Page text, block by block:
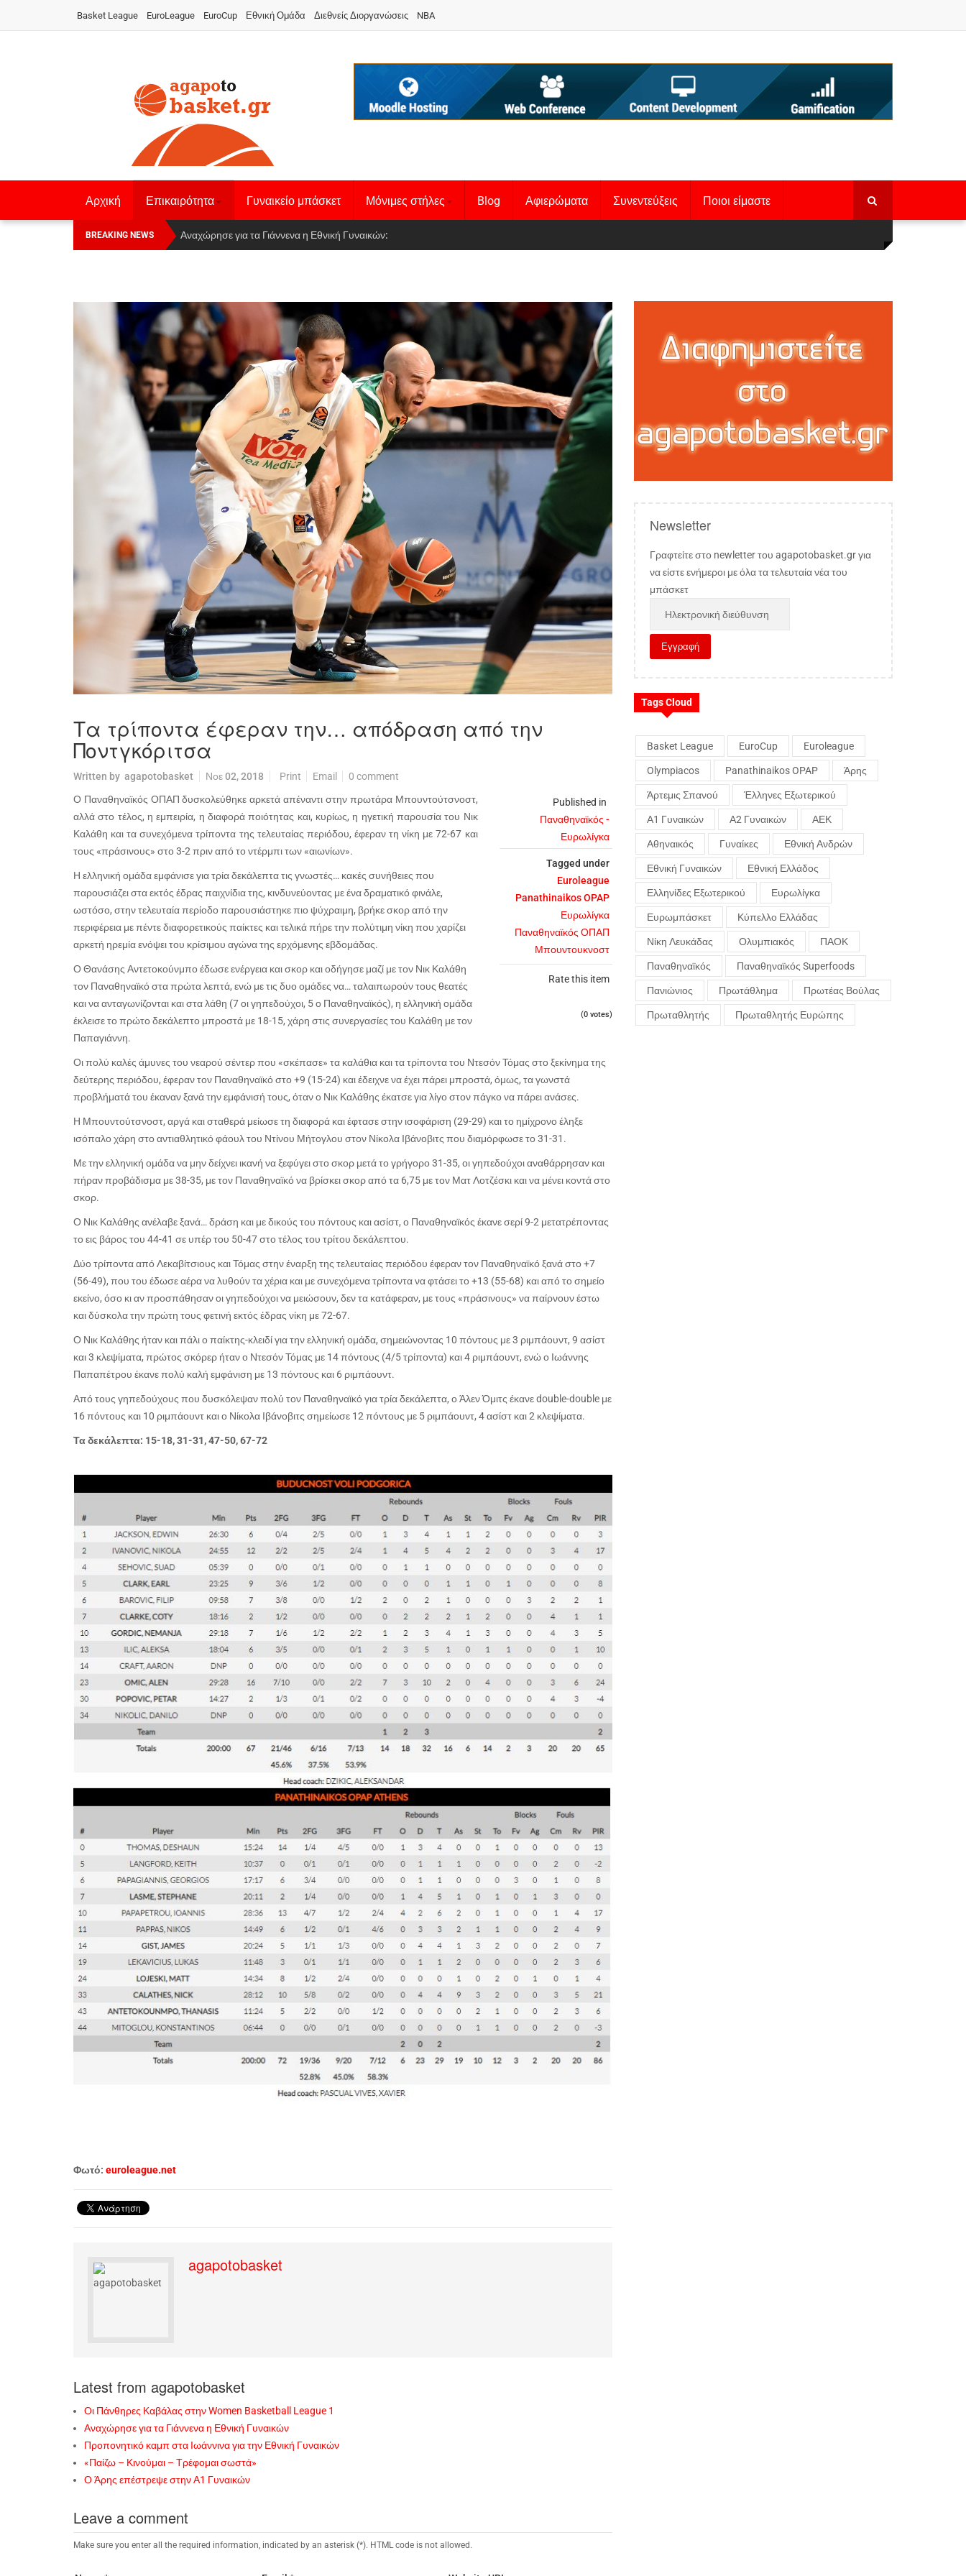
Basket League EuroLeague EuroCup Εθνική Ομάδα Διεθνείς Διοργανώσεις NBA
Αρχική Επικαιρότητα Γυναικείο μπάσκετ Μόνιμες στήλες Blog Αφιερώματα Συνεντεύξεις Ποιοι είμαστε
BREAKING NEWS Οι Πάνθηρες Καβάλας στην Women Basketball League 1
Αναχώρησε για τα Γιάννενα η Εθνική Γυναικών
Τα τρίποντα έφεραν την… απόδραση από την
Ποντγκόριτσα
Written by agapotobasket Νοε 02, 2018 Print Email 0 comment
Published in
Παναθηναϊκός -
Ευρωλίγκα
Tagged under
Euroleague
Panathinaikos OPAP
Ευρωλίγκα
Παναθηναϊκός ΟΠΑΠ
Μπουντουκνοστ
Rate this item
(0 votes)
Ο Παναθηναϊκός ΟΠΑΠ δυσκολεύθηκε αρκετά απέναντι στην πρωτάρα Μπουντούτσνοστ,
αλλά στο τέλος, η εμπειρία, η διαφορά ποιότητας και, κυρίως, η ηγετική παρουσία του Νικ
Καλάθη και τα συνεχόμενα τρίποντα της τελευταίας περιόδου, έφεραν τη νίκη με 72-67 και
τους «πράσινους» στο 3-2 πριν από το ντέρμπι των «αιωνίων».
Η ελληνική ομάδα εμφάνισε για τρία δεκάλεπτα τις γνωστές… κακές συνήθειες που
παρουσιάζει στα εκτός έδρας παιχνίδια της, κινδυνεύοντας με ένα δραματικό φινάλε,
ωστόσο, στην τελευταία περίοδο παρουσιάστηκε πιο ψύχραιμη, βρήκε σκορ από την
περιφέρεια με πέντε διαφορετικούς παίκτες και τελικά πήρε την πολύτιμη νίκη που χαρίζει
αρκετή ηρεμία ενόψει του κρίσιμου αγώνα της ερχόμενης εβδομάδας.
Ο Θανάσης Αντετοκούνμπο έδωσε ενέργεια και σκορ και οδήγησε μαζί με τον Νικ Καλάθη
τον Παναθηναϊκό στα πρώτα λεπτά, ενώ με τις δυο ομάδες να… ταλαιπωρούν τους θεατές
και να ανταγωνίζονται και στα λάθη (7 οι γηπεδούχοι, 5 ο Παναθηναϊκός), η ελληνική ομάδα
έκλεισε το πρώτο δεκάλεπτο μπροστά με 18-15, χάρη στις συνεργασίες του Καλάθη με τον
Παπαγιάννη.
Οι πολύ καλές άμυνες του νεαρού σέντερ που «σκέπασε» τα καλάθια και τα τρίποντα του Ντεσόν Τόμας στο ξεκίνημα της
δεύτερης περιόδου, έφεραν τον Παναθηναϊκό στο +9 (15-24) και έδειχνε να έχει πάρει μπροστά, όμως, τα γωνστά
προβλήματά του έκαναν ξανά την εμφάνισή τους, όταν ο Νικ Καλάθης έκατσε για λίγο στον πάγκο να πάρει ανάσες.
Η Μπουντούτσνοστ, αργά και σταθερά μείωσε τη διαφορά και έφτασε στην ισοφάριση (29-29) και το ημίχρονο έληξε
ισόπαλο χάρη στο αντιαθλητικό φάουλ του Ντίνου Μήτογλου στον Νίκολα Ιβάνοβιτς που διαμόρφωσε το 31-31.
Με την ελληνική ομάδα να μην δείχνει ικανή να ξεφύγει στο σκορ μετά το γρήγορο 31-35, οι γηπεδούχοι αναθάρρησαν και
πήραν προβάδισμα με 38-35, με τον Παναθηναϊκό να βρίσκει σκορ από τα 6,75 με τον Ματ Λοτζέσκι και να μένει κοντά στο
σκορ.
Ο Νικ Καλάθης ανέλαβε ξανά… δράση και με δικούς του πόντους και ασίστ, ο Παναθηναϊκός έκανε σερί 9-2 μετατρέποντας
το εις βάρος του 44-41 σε υπέρ του 50-47 στο τέλος του τρίτου δεκάλεπτου.
Δύο τρίποντα από Λεκαβίτσιους και Τόμας στην έναρξη της τελευταίας περιόδου έφεραν τον Παναθηναϊκό ξανά στο +7
(56-49), που του έδωσε αέρα να λυθούν τα χέρια και με συνεχόμενα τρίποντα να φτάσει το +13 (55-68) και από το σημείο
εκείνο, όσο κι αν προσπάθησαν οι γηπεδούχοι να μειώσουν, δεν τα κατάφεραν, με τους «πράσινους» να παίρνουν έστω
και δύσκολα την πρώτη τους φετινή εκτός έδρας νίκη με 72-67.
Ο Νικ Καλάθης ήταν και πάλι ο παίκτης-κλειδί για την ελληνική ομάδα, σημειώνοντας 10 πόντους με 3 ριμπάουντ, 9 ασίστ
και 3 κλεψίματα, πρώτος σκόρερ ήταν ο Ντεσόν Τόμας με 14 πόντους (4/5 τρίποντα) και 4 ριμπάουντ, ενώ ο Ιωάννης
Παπαπέτρου έκανε πολύ καλή εμφάνιση με 13 πόντους και 6 ριμπάουντ.
Από τους γηπεδούχους που δυσκόλεψαν πολύ τον Παναθηναϊκό για τρία δεκάλεπτα, ο Άλεν Όμιτς έκανεdouble-double με
16 πόντους και 10 ριμπάουντ και ο Νίκολα Ιβάνοβιτς σημείωσε 12 πόντους με 5 ριμπάουντ, 4 ασίστ και 2 κλεψίματα.
Τα δεκάλεπτα: 15-18, 31-31, 47-50, 67-72
Φωτό: euroleague.net
agapotobasket
Latest from agapotobasket
Οι Πάνθηρες Καβάλας στην Women Basketball League 1
Αναχώρησε για τα Γιάννενα η Εθνική Γυναικών
Προπονητικό καμπ στα Ιωάννινα για την Εθνική Γυναικών
«Παίζω – Κινούμαι – Τρέφομαι σωστά»
Ο Άρης επέστρεψε στην Α1 Γυναικών
Leave a comment
Make sure you enter all the required information, indicated by an asterisk (*). HTML code is not allowed.
Newsletter
Γραφτείτε στο newletter του agapotobasket.gr για
να είστε ενήμεροι με όλα τα τελευταία νέα του
μπάσκετ
Tags Cloud
Basket League EuroCup Euroleague
Olympiacos Panathinaikos OPAP Άρης
Άρτεμις Σπανού Έλληνες Εξωτερικού
Α1 Γυναικών Α2 Γυναικών ΑΕΚ
Αθηναικός Γυναίκες Εθνική Ανδρών
Εθνική Γυναικών Εθνική Ελλάδος
Ελληνίδες Εξωτερικού Ευρωλίγκα
Ευρωμπάσκετ Κύπελλο Ελλάδας
Νίκη Λευκάδας Ολυμπιακός ΠΑΟΚ
Παναθηναϊκός Παναθηναϊκός Superfoods
Πανιώνιος Πρωτάθλημα Πρωτέας Βούλας
Πρωταθλητής Πρωταθλητής Ευρώπης